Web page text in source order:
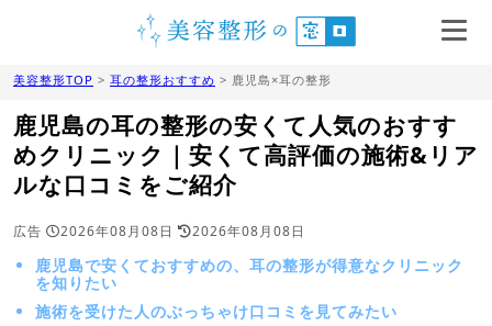
美容整形TOP > 耳の整形おすすめ > 鹿児島×耳の整形
鹿児島の耳の整形の安くて人気のおすす
めクリニック｜安くて高評価の施術&リア
ルな口コミをご紹介
広告 2026年08月08日 2026年08月08日
鹿児島で安くておすすめの、耳の整形が得意なクリニック
を知りたい
施術を受けた人のぶっちゃけ口コミを見てみたい